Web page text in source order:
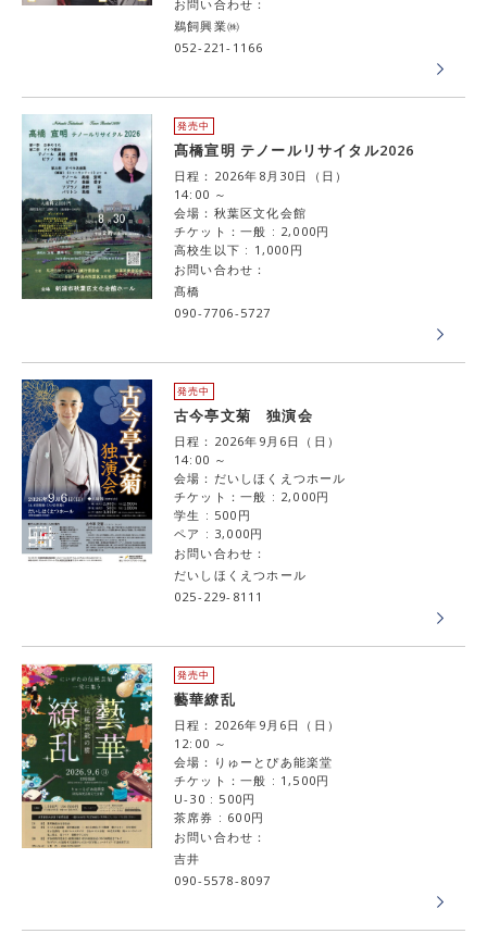
お問い合わせ：
鵜飼興業㈱
052-221-1166
発売中
髙橋宣明 テノールリサイタル2026
日程：2026年8月30日（日）
14:00 ～
会場：秋葉区文化会館
チケット：一般 : 2,000円
高校生以下 : 1,000円
お問い合わせ：
髙橋
090-7706-5727
発売中
古今亭文菊 独演会
日程：2026年9月6日（日）
14:00 ～
会場：だいしほくえつホール
チケット：一般 : 2,000円
学生 : 500円
ペア : 3,000円
お問い合わせ：
だいしほくえつホール
025-229-8111
発売中
藝華繚乱
日程：2026年9月6日（日）
12:00 ～
会場：りゅーとぴあ能楽堂
チケット：一般 : 1,500円
U-30 : 500円
茶席券 : 600円
お問い合わせ：
吉井
090-5578-8097